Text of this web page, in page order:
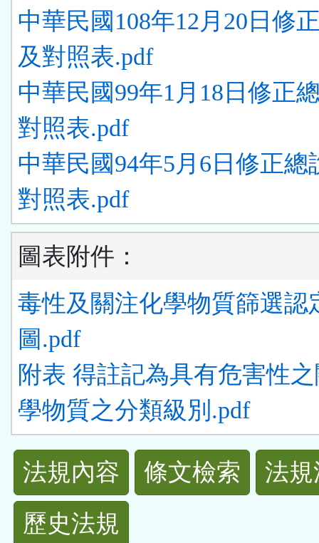
中華民國108年12月20日修
及對照表.pdf
中華民國99年1月18日修正
對照表.pdf
中華民國94年5月6日修正總
對照表.pdf
圖表附件：
毒性及關注化學物質篩選認
圖.pdf
附表 得註記為具有危害性
學物質之分類級別.pdf
法
規
功
法規內容 條文檢索
法
歷史法規